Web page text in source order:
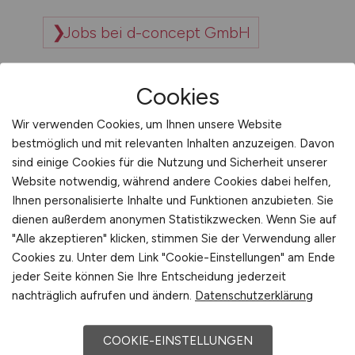
Jobs bei d-concept GmbH
Jobs bei d-fine GmbH
Jobs bei D-KRANTECHNIK
DEPREZ GES. FÜR KRANTECHNIK
MBH
Jobs bei D.D.S.Warenhandels
GmbH
ohne Grenzen GmbH
Cookies
Wir verwenden Cookies, um Ihnen unsere Website
bestmöglich und mit relevanten Inhalten anzuzeigen. Davon
sind einige Cookies für die Nutzung und Sicherheit unserer
Website notwendig, während andere Cookies dabei helfen,
Ihnen personalisierte Inhalte und Funktionen anzubieten. Sie
dienen außerdem anonymen Statistikzwecken. Wenn Sie auf
"Alle akzeptieren" klicken, stimmen Sie der Verwendung aller
Cookies zu. Unter dem Link "Cookie-Einstellungen" am Ende
jeder Seite können Sie Ihre Entscheidung jederzeit
nachträglich aufrufen und ändern. Datenschutzerklärung
COOKIE-EINSTELLUNGEN